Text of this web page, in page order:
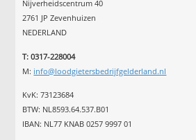
Nijverheidscentrum 40
2761 JP Zevenhuizen
NEDERLAND
T: 0317-228004
M: info@loodgietersbedrijfgelderland.nl
KvK: 73123684
BTW: NL8593.64.537.B01
IBAN: NL77 KNAB 0257 9997 01